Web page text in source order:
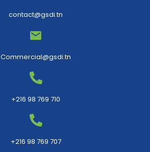
contact@gsdi.tn
Commercial@gsdi.tn
+216 98 769 710
+216 98 769 707